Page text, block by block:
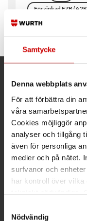
Samtycke
Denna webbplats
För att förbättra din
våra
Cookies möjliggör
analyser och tillgång
även för personliga
medier och på nätet.
surfvanor och
har kontroll över
tekniskt nödvändiga.
länder utanför EU
Nödvändig
Förzinkad FZB
Ring
Maila